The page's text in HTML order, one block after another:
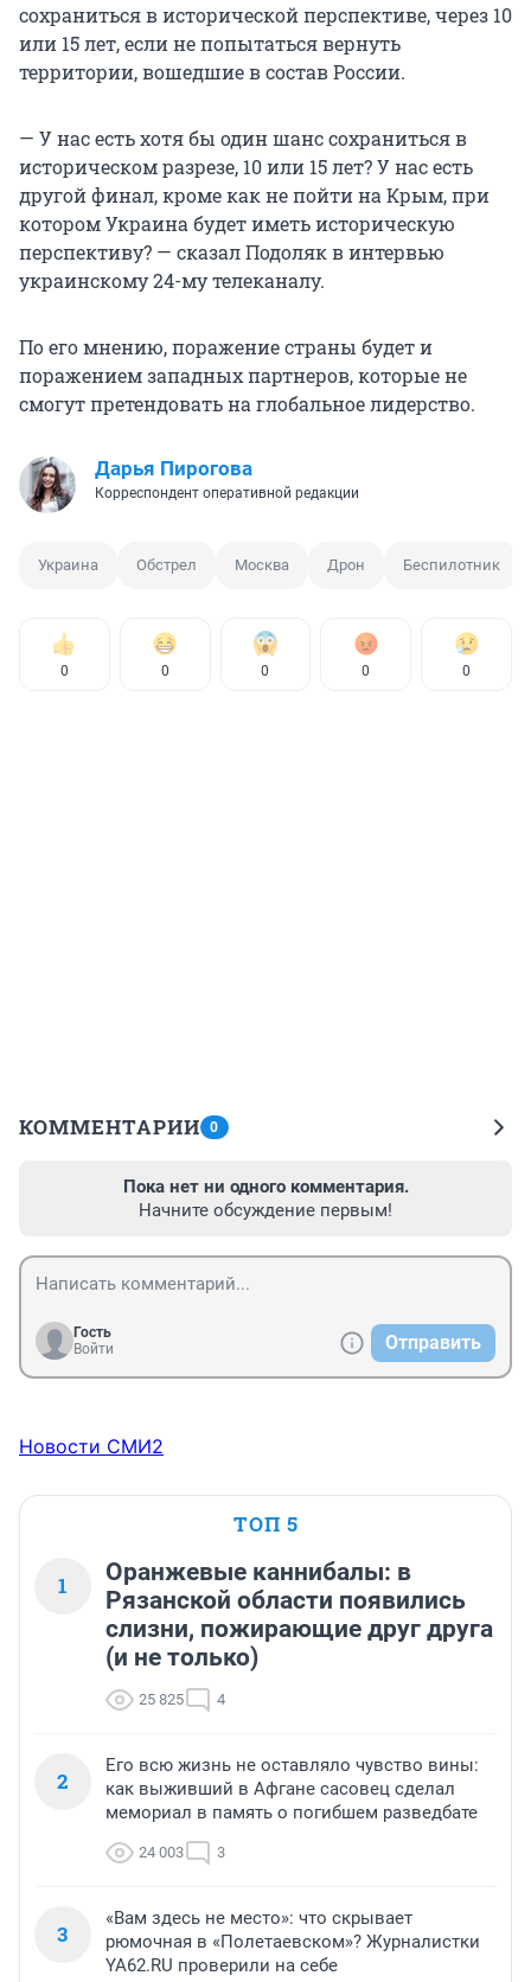
сохраниться в исторической перспективе, через 10
или 15 лет, если не попытаться вернуть
территории, вошедшие в состав России.
— У нас есть хотя бы один шанс сохраниться в
историческом разрезе, 10 или 15 лет? У нас есть
другой финал, кроме как не пойти на Крым, при
котором Украина будет иметь историческую
перспективу? — сказал Подоляк в интервью
украинскому 24-му телеканалу.
По его мнению, поражение страны будет и
поражением западных партнеров, которые не
смогут претендовать на глобальное лидерство.
Дарья Пирогова
Корреспондент оперативной редакции
Украина Обстрел Москва Дрон Беспилотник
0 0 0 0 0
КОММЕНТАРИИ 0
Пока нет ни одного комментария.
Начните обсуждение первым!
Гость
Войти
Отправить
Новости СМИ2
ТОП 5
1
Оранжевые каннибалы: в
Рязанской области появились
слизни, пожирающие друг друга
(и не только)
25 825 4
2
Его всю жизнь не оставляло чувство вины:
как выживший в Афгане сасовец сделал
мемориал в память о погибшем разведбате
24 003 3
3
«Вам здесь не место»: что скрывает
рюмочная в «Полетаевском»? Журналистки
YA62.RU проверили на себе